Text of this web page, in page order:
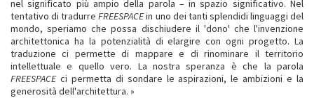
nel significato più ampio della parola – in spazio significativo. Nel
tentativo di tradurre FREESPACEin uno dei tanti splendidi linguaggi del
mondo, speriamo che possa dischiudere il 'dono' che l'invenzione
architettonica ha la potenzialità di elargire con ogni progetto. La
traduzione ci permette di mappare e di rinominare il territorio
intellettuale e quello vero. La nostra speranza è che la parola
FREESPACEci permetta di sondare le aspirazioni, le ambizioni e la
generosità dell'architettura. »